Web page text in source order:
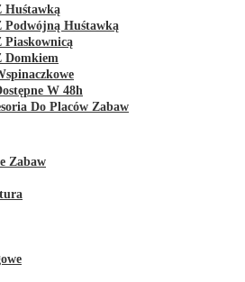
Huśtawką
Podwójną Huśtawką
Piaskownicą
Domkiem
W 48h
Do Placów Zabaw
Zabaw